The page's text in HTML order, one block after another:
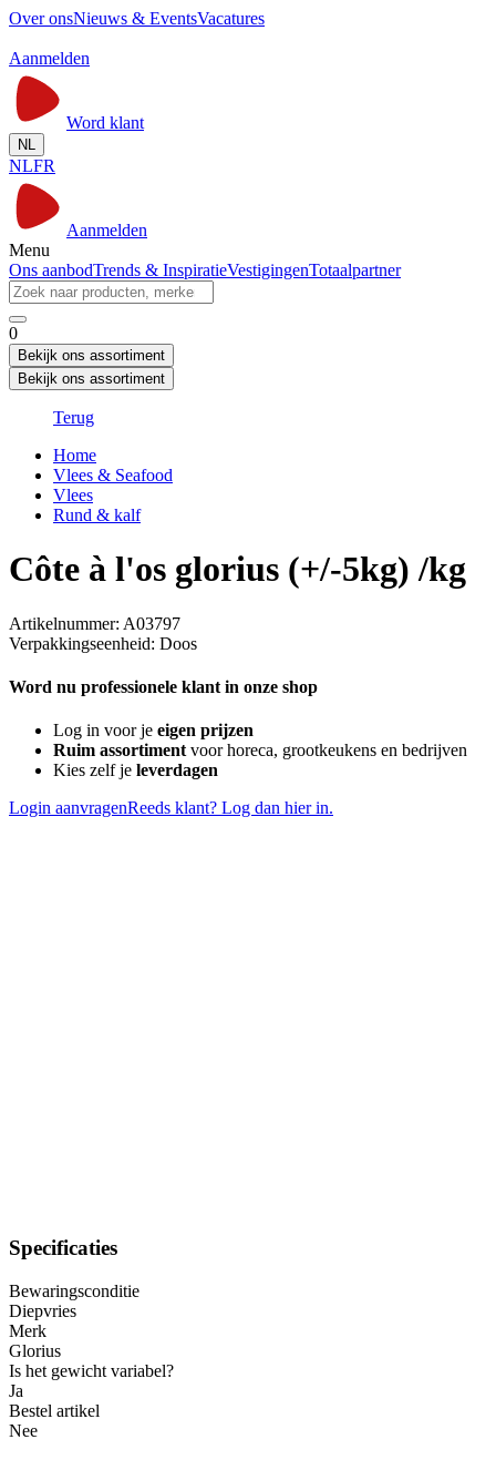
Over onsNieuws & EventsVacatures
Aanmelden
Word klant
NL
NLFR
Aanmelden
Menu
Ons aanbodTrends & InspiratieVestigingenTotaalpartner
0
Bekijk ons assortiment
Bekijk ons assortiment
Terug
Home
Vlees & Seafood
Vlees
Rund & kalf
Côte à l'os glorius (+/-5kg) /kg
Artikelnummer: A03797
Verpakkingseenheid: Doos
Word nu professionele klant in onze shop
Log in voor je eigen prijzen
Ruim assortimentvoor horeca, grootkeukens en bedrijven
Kies zelf je leverdagen
Login aanvragenReeds klant? Log dan hier in.
Specificaties
Bewaringsconditie
Diepvries
Merk
Glorius
Is het gewicht variabel?
Ja
Bestel artikel
Nee